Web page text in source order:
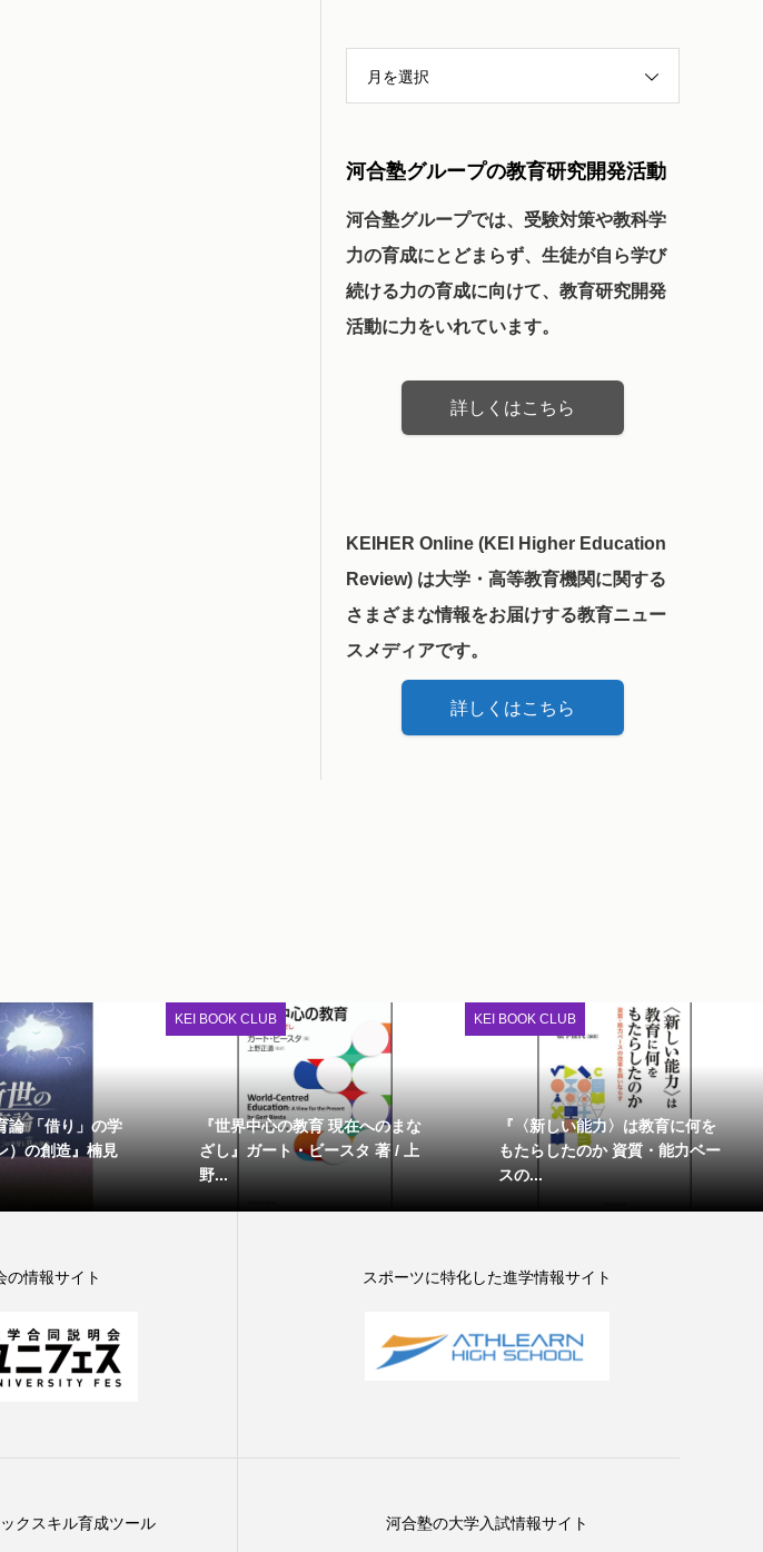
月を選択
河合塾グループの教育研究開発活動
河合塾グループでは、受験対策や教科学
力の育成にとどまらず、生徒が自ら学び
続ける力の育成に向けて、教育研究開発
活動に力をいれています。
詳しくはこちら
KEIHER Online (KEI Higher Education
Review) は大学・高等教育機関に関する
さまざまな情報をお届けする教育ニュー
スメディアです。
詳しくはこちら
論 「借り」の学
）の創造』楠見
KEI BOOK CLUB
『世界中心の教育 現在へのまな
ざし』ガート・ビースタ 著 / 上
野...
KEI BOOK CLUB
『〈新しい能力〉は教育に何を
もたらしたのか 資質・能力ベー
スの...
の情報サイト スポーツに特化した進学情報サイト
クスキル育成ツール 河合塾の大学入試情報サイト